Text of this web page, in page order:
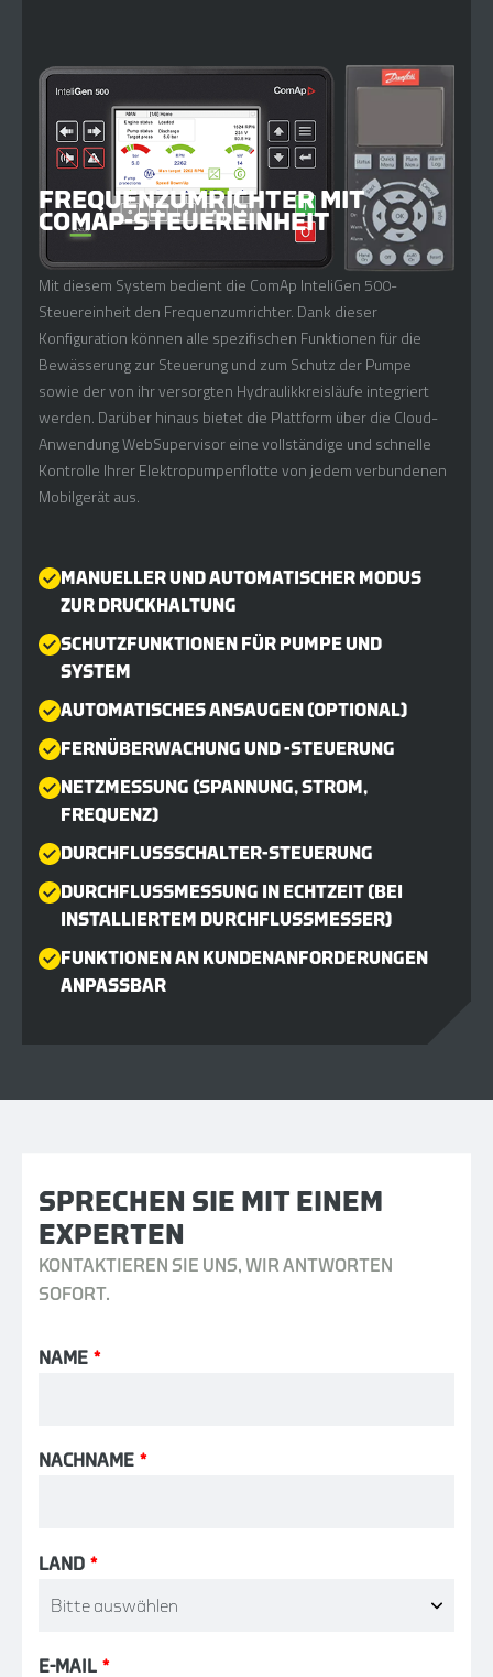
FREQUENZUMRICHTER MIT
COMAP-STEUEREINHEIT
Mit diesem System bedient die ComAp InteliGen 500-
Steuereinheit den Frequenzumrichter. Dank dieser
Konfiguration können alle spezifischen Funktionen für die
Bewässerung zur Steuerung und zum Schutz der Pumpe
sowie der von ihr versorgten Hydraulikkreisläufe integriert
werden. Darüber hinaus bietet die Plattform über die Cloud-
Anwendung WebSupervisor eine vollständige und schnelle
Kontrolle Ihrer Elektropumpenflotte von jedem verbundenen
Mobilgerät aus.
MANUELLER UND AUTOMATISCHER MODUS
ZUR DRUCKHALTUNG
SCHUTZFUNKTIONEN FÜR PUMPE UND
SYSTEM
AUTOMATISCHES ANSAUGEN (OPTIONAL)
FERNÜBERWACHUNG UND -STEUERUNG
NETZMESSUNG (SPANNUNG, STROM,
FREQUENZ)
DURCHFLUSSSCHALTER-STEUERUNG
DURCHFLUSSMESSUNG IN ECHTZEIT (BEI
INSTALLIERTEM DURCHFLUSSMESSER)
FUNKTIONEN AN KUNDENANFORDERUNGEN
ANPASSBAR
SPRECHEN SIE MIT EINEM
EXPERTEN
KONTAKTIEREN SIE UNS, WIR ANTWORTEN
SOFORT.
NAME *
NACHNAME *
LAND *
E-MAIL *